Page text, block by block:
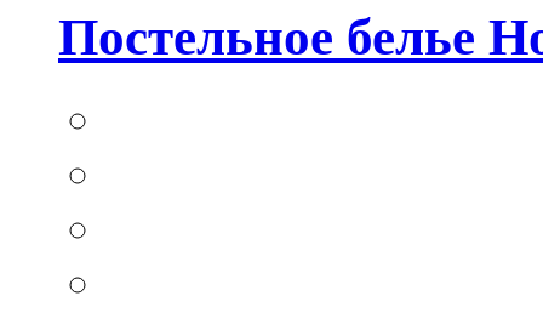
Постельное белье